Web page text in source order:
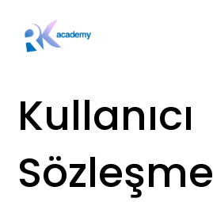
Kullanıcı